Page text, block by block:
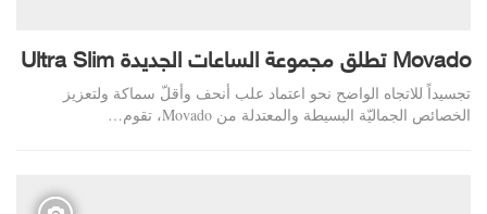
Movado تطلق مجموعة الساعات الجديدة Ultra Slim
تجسيداً للاتجاه الواضح نحو اعتماد علب أنحف وأقلّ سماكة ولتعزيز
الخصائص الجماليّة البسيطة والمعتدلة من Movado، تقوم…